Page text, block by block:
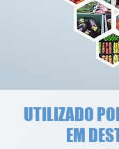
UTILIZADO
EM